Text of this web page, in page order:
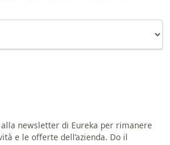
alla newsletter di Eureka per rimanere
e le offerte dell’azienda. Do il